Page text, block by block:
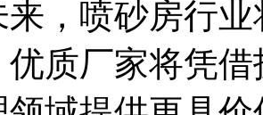
，喷砂房行
优质厂家将凭